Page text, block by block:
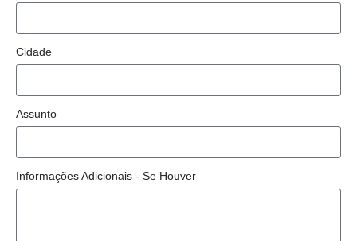
Cidade
Assunto
Informações Adicionais - Se Houver